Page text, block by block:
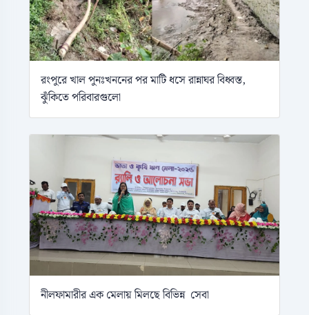
রংপুরে খাল পুনঃখননের পর মাটি ধসে রান্নাঘর বিধ্বস্ত,
ঝুঁকিতে পরিবারগুলো
নীলফামারীর এক মেলায় মিলছে বিভিন্ন সেবা